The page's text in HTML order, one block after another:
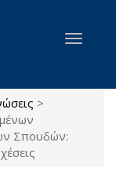
Toggle
>
Σπουδών: